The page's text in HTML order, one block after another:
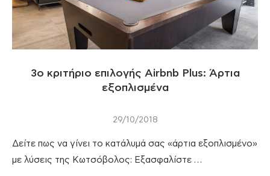
3ο κριτήριο επιλογής Airbnb Plus: Άρτια
εξοπλισμένα
29/10/2018
Δείτε πως να γίνει το κατάλυμά σας «άρτια εξοπλισμένο»
με λύσεις της Κωτσόβολος: Εξασφαλίστε …